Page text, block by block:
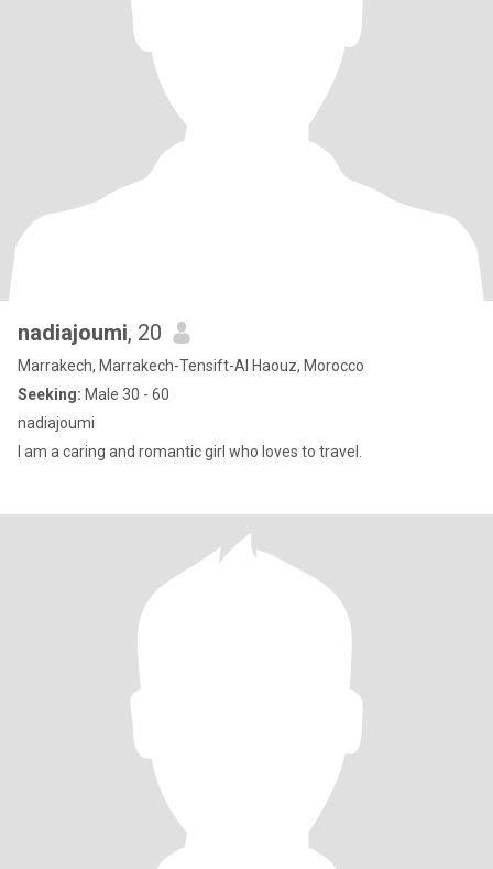
nadiajoumi, 20
Marrakech, Marrakech-Tensift-Al Haouz, Morocco
Seeking: Male 30 - 60
nadiajoumi
I am a caring and romantic girl who loves to travel.